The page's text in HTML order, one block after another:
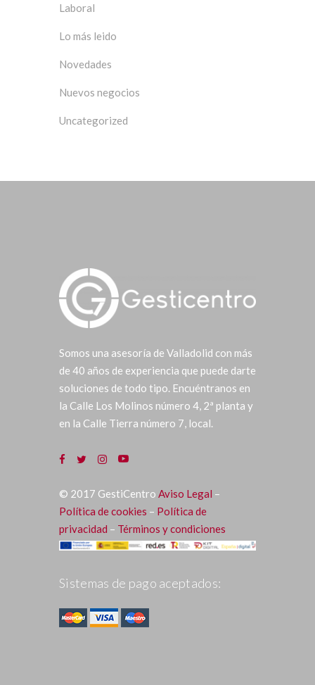
Laboral
Lo más leido
Novedades
Nuevos negocios
Uncategorized
Somos una asesoría de Valladolid con más
de 40 años de experiencia que puede darte
soluciones de todo tipo. Encuéntranos en
la Calle Los Molinos número 4, 2ª planta y
en la Calle Tierra número 7, local.
© 2017 GestiCentro Aviso Legal –
Política de cookies – Política de
privacidad – Términos y condiciones
Sistemas de pago aceptados: